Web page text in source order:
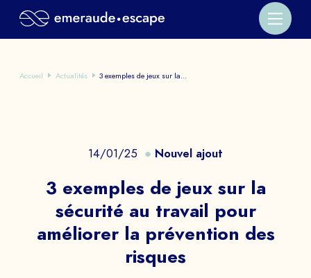
Accueil Actualités 3 exemples de jeux sur la...
14/01/25 Nouvel ajout
3 exemples de jeux sur la
sécurité au travail pour
améliorer la prévention des
risques